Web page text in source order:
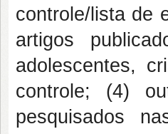
controle/lista de
artigos
adolescentes,
controle; (4)
pesquisados